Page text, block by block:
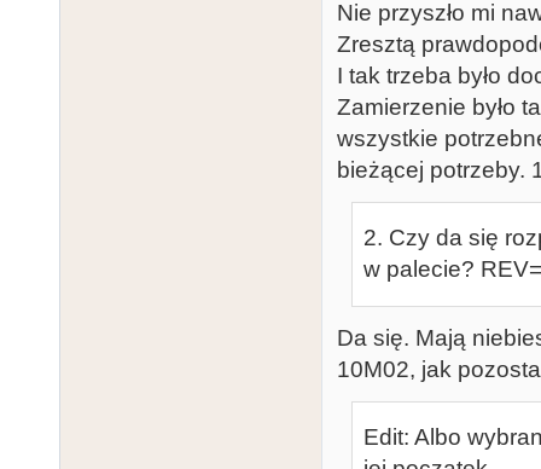
Nie przyszło mi
Zresztą
I tak trzeba było
Zamierzenie było
wszystkie
bieżącej potrzeby.
2. Czy da się
w palecie?
Da się. Mają
10M02, jak
Edit: Albo